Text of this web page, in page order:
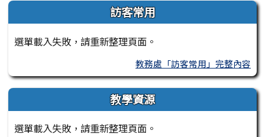
訪客常用
選單載入失敗，請重新整理頁面。
教務處「訪客常用」完整內容
教學資源
選單載入失敗，請重新整理頁面。